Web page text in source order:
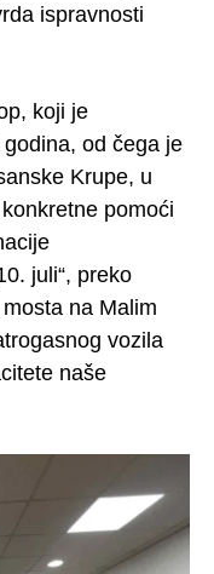
ispravnosti
koji je
od čega je
Krupe, u
pomoći
juli“, preko
na Malim
vozila
naše